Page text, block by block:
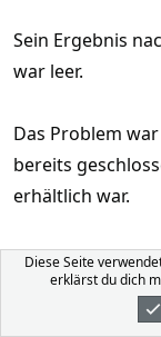
Sein Ergebnis
war leer.
Das Problem
bereits
erhältlich war.
Also gab es an
mehr.
Was
Diese Seite
erklärst du dich